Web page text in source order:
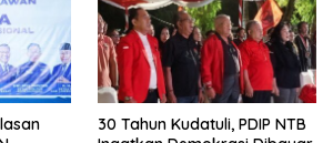
30 Tahun Kudatuli, PDIP NTB